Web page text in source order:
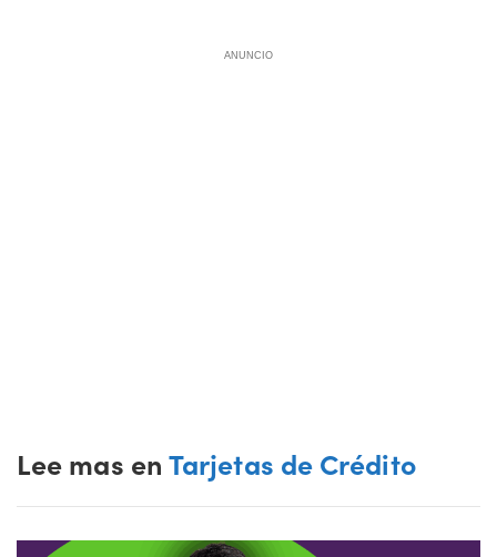
ANUNCIO
Lee mas en Tarjetas de Crédito